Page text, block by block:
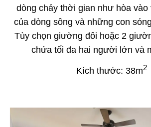
dòng chảy thời gian như hòa
của dòng sông và những con
Tùy chọn giường đôi hoặc 2
chứa tối đa hai người lớn và
Kích thước: 38m2